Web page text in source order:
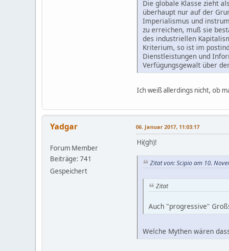
Die globale Klasse zieht
überhaupt nur auf der
Imperialismus und
zu erreichen, muß sie
des industriellen
Kriterium, so ist im
Dienstleistungen und
Verfügungsgewalt über
Ich weiß allerdings nicht, ob
Yadgar
Forum Member
Beiträge: 741
Gespeichert
06. Januar 2017, 11:03:17
Hi(gh)!
Zitat von: Scipio am 10.
Zitat
Auch "progressive"
Welche Mythen wären